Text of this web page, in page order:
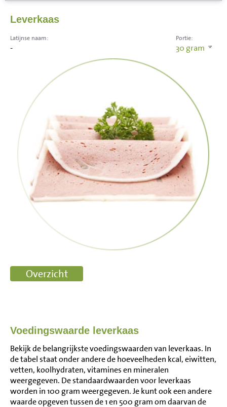
Leverkaas
Portie:
30 gram
Latijnse naam:
-
Voedingswaarde leverkaas
Bekijk de belangrijkste voedingswaarden van leverkaas. In
de tabel staat onder andere de hoeveelheden kcal, eiwitten,
vetten, koolhydraten, vitamines en mineralen
weergegeven. De standaardwaarden voor leverkaas
worden in 100 gram weergegeven. Je kunt ook een andere
waarde opgeven tussen de 1 en 500 gram om daarvan de